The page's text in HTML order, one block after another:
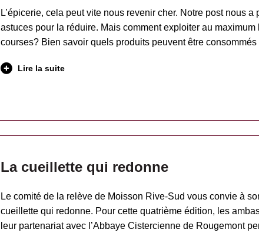
L’épicerie, cela peut vite nous revenir cher. Notre post nous a
astuces pour la réduire. Mais comment exploiter au
courses? Bien savoir quels produits peuvent être
Lire la suite
La cueillette qui redonne
Le comité de la relève de Moisson Rive-Sud vous convie à
cueillette qui redonne. Pour cette quatrième édition, les
leur partenariat avec l’Abbaye Cistercienne de Rougemont